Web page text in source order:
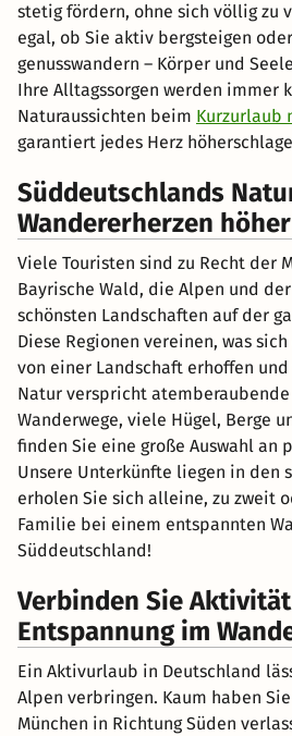
stetig fördern, ohne sich völlig zu
egal, ob Sie aktiv bergsteigen
genusswandern – Körper und
Ihre Alltagssorgen werden immer
Naturaussichten beim Kurzurlaub
garantiert jedes Herz
Süddeutschlands
Wandererherzen
Viele Touristen sind zu Recht der
Bayrische Wald, die Alpen und
schönsten Landschaften auf der
Diese Regionen vereinen, was
von einer Landschaft erhoffen
Natur verspricht
Wanderwege, viele Hügel, Berge
finden Sie eine große Auswahl an
Unsere Unterkünfte liegen in den
erholen Sie sich alleine, zu zweit
Familie bei einem entspannten
Süddeutschland!
Verbinden Sie
Entspannung im
Ein Aktivurlaub in Deutschland
Alpen verbringen. Kaum haben
München in Richtung Süden